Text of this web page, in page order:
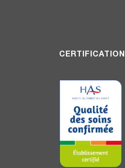
CERTIFICATION